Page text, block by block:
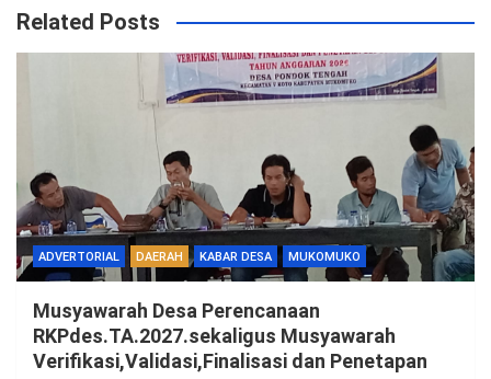
Related Posts
ADVERTORIAL DAERAH KABAR DESA MUKOMUKO
Musyawarah Desa Perencanaan
RKPdes.TA.2027.sekaligus Musyawarah
Verifikasi,Validasi,Finalisasi dan Penetapan